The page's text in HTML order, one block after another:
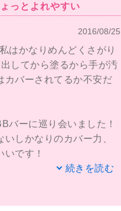
っとよれやすい
2016/08/25
はかなりめんどくさがり
してから塗るから手が汚
バーされてるか不安だ
バーに巡り会いました！
しかなりのカバー力、
です！
んですが、確かに硬い
スルスル伸びるのでと
続きを読む